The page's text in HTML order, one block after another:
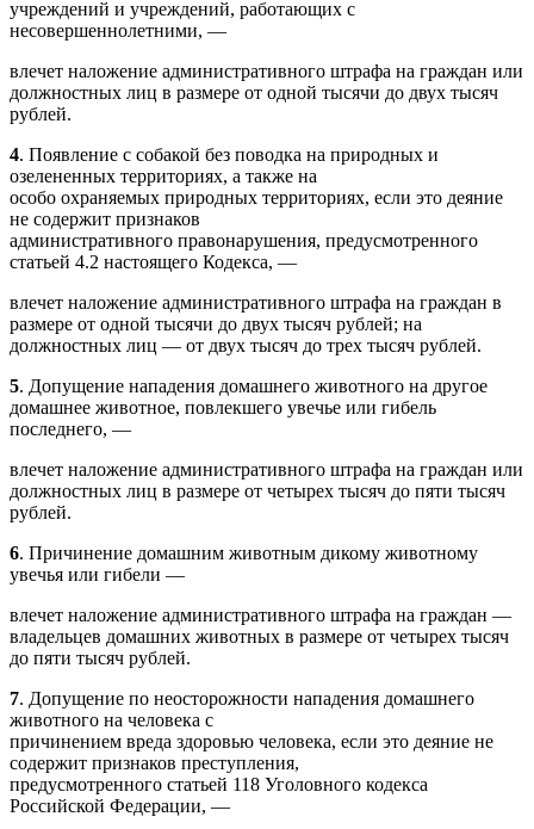
учреждений и учреждений, работающих с
несовершеннолетними, —
влечет наложение административного штрафа на граждан или
должностных лиц в размере от одной тысячи до двух тысяч
рублей.
4. Появление с собакой без поводка на природных и
озелененных территориях, а также на
особо охраняемых природных территориях, если это деяние
не содержит признаков
административного правонарушения, предусмотренного
статьей 4.2 настоящего Кодекса, —
влечет наложение административного штрафа на граждан в
размере от одной тысячи до двух тысяч рублей; на
должностных лиц — от двух тысяч до трех тысяч рублей.
5. Допущение нападения домашнего животного на другое
домашнее животное, повлекшего увечье или гибель
последнего, —
влечет наложение административного штрафа на граждан или
должностных лиц в размере от четырех тысяч до пяти тысяч
рублей.
6. Причинение домашним животным дикому животному
увечья или гибели —
влечет наложение административного штрафа на граждан —
владельцев домашних животных в размере от четырех тысяч
до пяти тысяч рублей.
7. Допущение по неосторожности нападения домашнего
животного на человека с
причинением вреда здоровью человека, если это деяние не
содержит признаков преступления,
предусмотренного статьей 118 Уголовного кодекса
Российской Федерации, —